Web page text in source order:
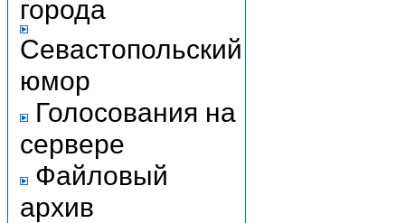
города
Севастопольский
юмор
Голосования на
сервере
Файловый
архив